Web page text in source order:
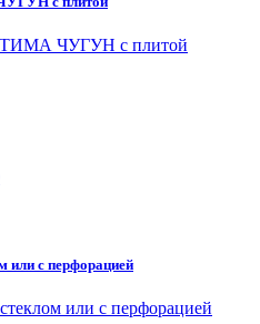
или с перфорацией